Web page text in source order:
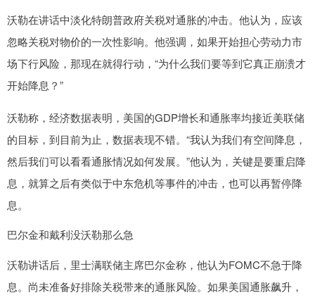
沃勒在讲话中淡化特朗普政府关税对通胀的冲击。他认为，应该
忽略关税对物价的一次性影响。他强调，如果开始担心劳动力市
场下行风险，那现在就得行动，“为什么我们要等到它真正崩溃才
开始降息？”
沃勒称，经济数据表明，美国的GDP增长和通胀率均接近美联储
的目标，到目前为止，数据表现不错。“我认为我们有空间降息，
然后我们可以看看通胀情况如何发展。”他认为，关键是要重启降
息，就算之后有类似于中东危机等事件的冲击，也可以再暂停降
息。
巴尔金和戴利没沃勒那么急
沃勒讲话后，里士满联储主席巴尔金称，他认为FOMC不急于降
息。尚未准备好排除关税带来的通胀风险。如果美国通胀飙升，